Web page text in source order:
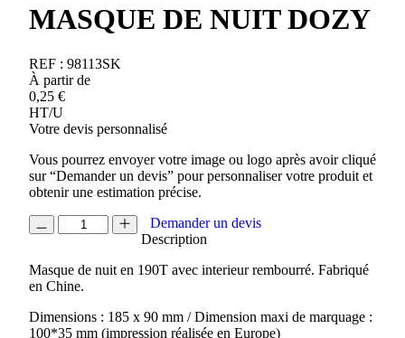
MASQUE DE NUIT DOZY
REF : 98113SK
À partir de
0,25 €
HT/U
Votre devis personnalisé
Vous pourrez envoyer votre image ou logo après avoir cliqué
sur “Demander un devis” pour personnaliser votre produit et
obtenir une estimation précise.
quantité
de
DE
NUIT
Demander un devis
Description
Masque de nuit en 190T avec interieur rembourré. Fabriqué
en Chine.
Dimensions : 185 x 90 mm / Dimension maxi de marquage :
100*35 mm (impression réalisée en Europe)